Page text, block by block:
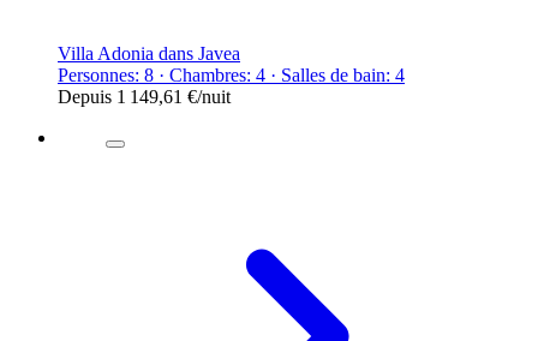
Villa Adonia dans Javea
Personnes: 8 · Chambres: 4 · Salles de bain: 4
Depuis 1 149,61 €/nuit